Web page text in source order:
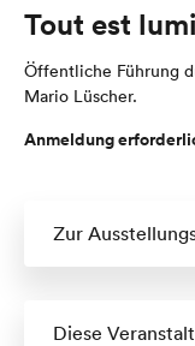
Tout est
Öffentliche Führung
Mario Lüscher.
Anmeldung
Zur
Diese